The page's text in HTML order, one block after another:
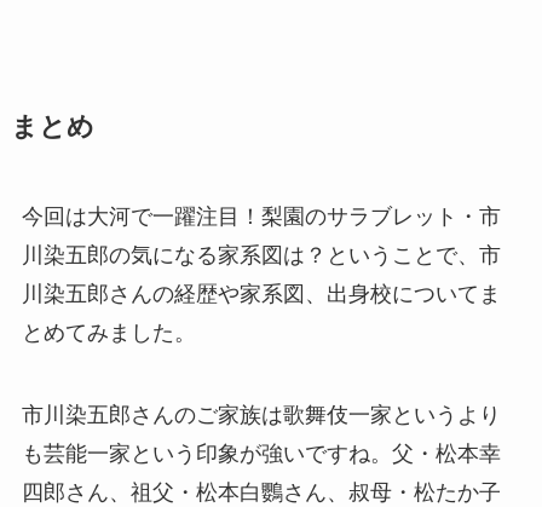
まとめ
今回は大河で一躍注目！梨園のサラブレット・市
川染五郎の気になる家系図は？ということで、市
川染五郎さんの経歴や家系図、出身校についてま
とめてみました。
市川染五郎さんのご家族は歌舞伎一家というより
も芸能一家という印象が強いですね。父・松本幸
四郎さん、祖父・松本白鸚さん、叔母・松たか子